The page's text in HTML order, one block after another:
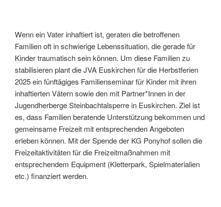
Wenn ein Vater inhaftiert ist, geraten die betroffenen
Familien oft in schwierige Lebenssituation, die gerade für
Kinder traumatisch sein können. Um diese Familien zu
stabilisieren plant die JVA Euskirchen für die Herbstferien
2025 ein fünftägiges Familienseminar für Kinder mit ihren
inhaftierten Vätern sowie den mit Partner*Innen in der
Jugendherberge Steinbachtalsperre in Euskirchen. Ziel ist
es, dass Familien beratende Unterstützung bekommen und
gemeinsame Freizeit mit entsprechenden Angeboten
erleben können. Mit der Spende der KG Ponyhof sollen die
Freizeitaktivitäten für die Freizeitmaßnahmen mit
entsprechendem Equipment (Kletterpark, Spielmaterialien
etc.) finanziert werden.